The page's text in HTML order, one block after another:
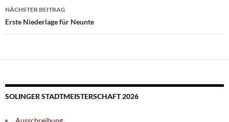
NÄCHSTER BEITRAG
Erste Niederlage für Neunte
SOLINGER STADTMEISTERSCHAFT 2026